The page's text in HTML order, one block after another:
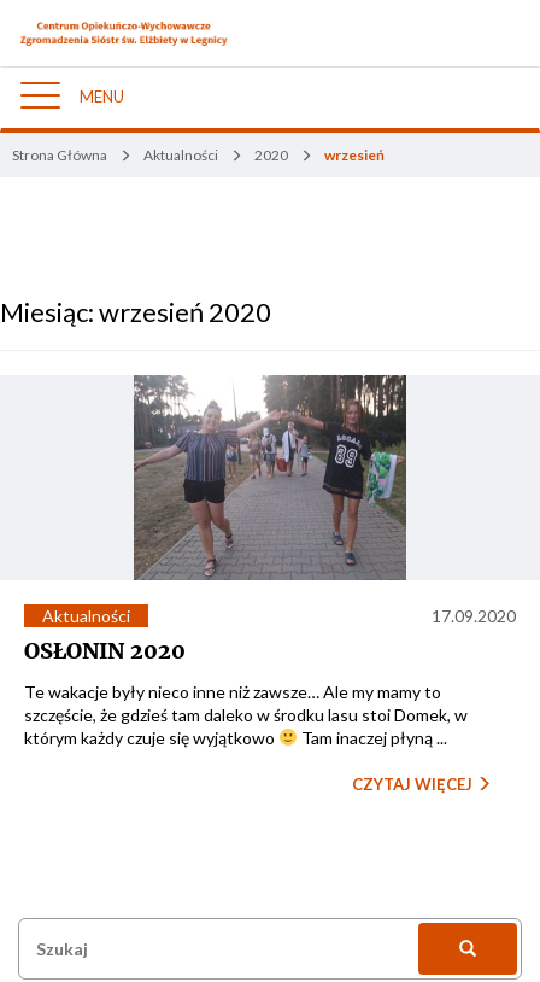
Nawigacja
MENU
Strona Główna Aktualności 2020 wrzesień
Miesiąc:wrzesień 2020
Aktualności 17.09.2020
OSŁONIN 2020
Te wakacje były nieco inne niż zawsze… Ale my mamy to
szczęście, że gdzieś tam daleko w środku lasu stoi Domek, w
którym każdy czuje się wyjątkowo
Tam inaczej płyną ...
CZYTAJ WIĘCEJ